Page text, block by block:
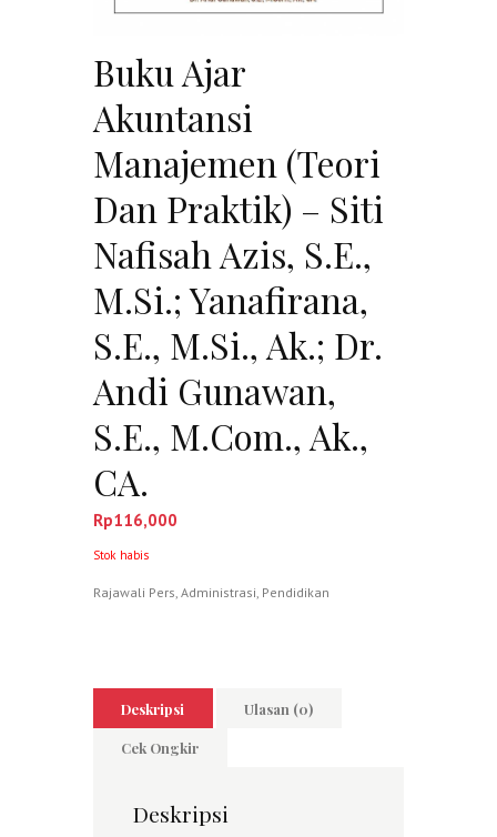
Buku Ajar
Akuntansi
Manajemen (Teori
Dan Praktik) – Siti
Nafisah Azis, S.E.,
M.Si.; Yanafirana,
S.E., M.Si., Ak.; Dr.
Andi Gunawan,
S.E., M.Com., Ak.,
CA.
Rp116,000
Stok habis
Rajawali Pers, Administrasi, Pendidikan
Deskripsi Ulasan (0)
Cek Ongkir
Deskripsi